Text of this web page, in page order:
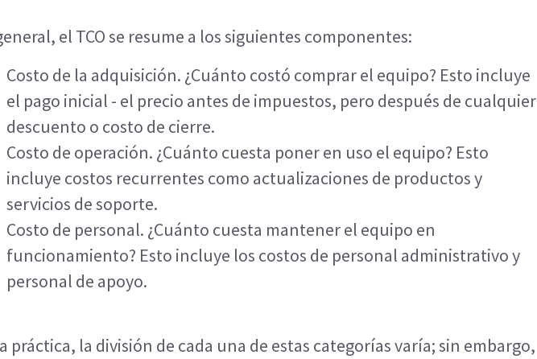
el TCO se resume a los siguientes componentes:
Costo de la adquisición. ¿Cuánto costó comprar el equipo? Esto incluye
el pago inicial - el precio antes de impuestos, pero después de cualquier
descuento o costo de cierre.
Costo de operación. ¿Cuánto cuesta poner en uso el equipo? Esto
incluye costos recurrentes como actualizaciones de productos y
servicios de soporte.
Costo de personal. ¿Cuánto cuesta mantener el equipo en
funcionamiento? Esto incluye los costos de personal administrativo y
personal de apoyo.
práctica, la división de cada una de estas categorías varía; sin embargo,